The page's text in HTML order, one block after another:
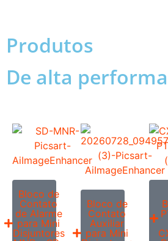
Produtos
De alta
Bloco de
Contato
de Alarme
para Mini
Disjuntores
Bloco de
Contato
Auxiliar
para Mini